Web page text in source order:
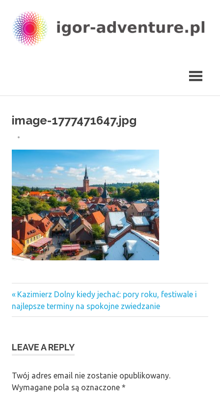
content
image-1777471647.jpg
29 KWIETNIA 2026
Nawigacja
wpisu
Previous
Post:
Kazimierz Dolny kiedy jechać: pory roku, festiwale i
najlepsze terminy na spokojne zwiedzanie
LEAVE A REPLY
Twój adres email nie zostanie opublikowany.
Wymagane pola są oznaczone *